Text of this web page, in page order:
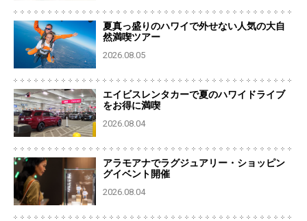
夏真っ盛りのハワイで外せない人気の大自
然満喫ツアー
2026.08.05
エイビスレンタカーで夏のハワイドライブ
をお得に満喫
2026.08.04
アラモアナでラグジュアリー・ショッピン
グイベント開催
2026.08.04